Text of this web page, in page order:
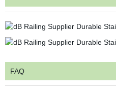
FAQ